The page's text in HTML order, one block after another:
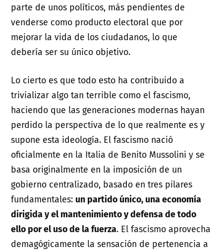
parte de unos políticos, más pendientes de
venderse como producto electoral que por
mejorar la vida de los ciudadanos, lo que
debería ser su único objetivo.
Lo cierto es que todo esto ha contribuido a
trivializar algo tan terrible como el fascismo,
haciendo que las generaciones modernas hayan
perdido la perspectiva de lo que realmente es y
supone esta ideología. El fascismo nació
oficialmente en la Italia de Benito Mussolini y se
basa originalmente en la imposición de un
gobierno centralizado, basado en tres pilares
fundamentales: un partido único, una economía
dirigida y el mantenimiento y defensa de todo
ello por el uso de la fuerza. El fascismo aprovecha
demagógicamente la sensación de pertenencia a